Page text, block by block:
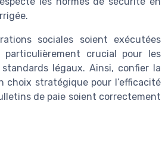
sociales soient exécutées
crucial pour les
légaux. Ainsi, confier la
choix stratégique pour l’efficacité
de paie soient correctement